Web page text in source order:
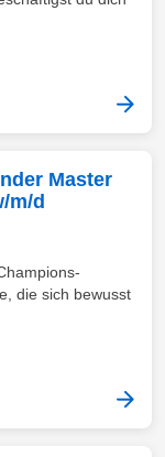
Master
m/d
die sich bewusst